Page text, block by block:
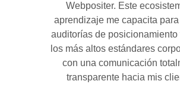
Webpositer. Este
aprendizaje me capacita
auditorías de posicionamiento
los más altos estándares
con una comunicación
transparente hacia mis